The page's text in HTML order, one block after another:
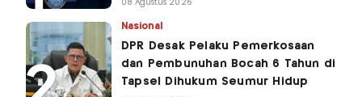
08 Agustus 2026
Nasional
DPR Desak Pelaku Pemerkosaan
dan Pembunuhan Bocah 6 Tahun di
Tapsel Dihukum Seumur Hidup